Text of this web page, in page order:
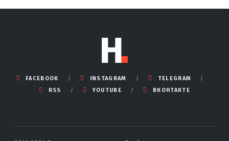
FACEBOOK INSTAGRAM
TELEGRAM
RSS
YOUTUBE ВКОНТАКТЕ